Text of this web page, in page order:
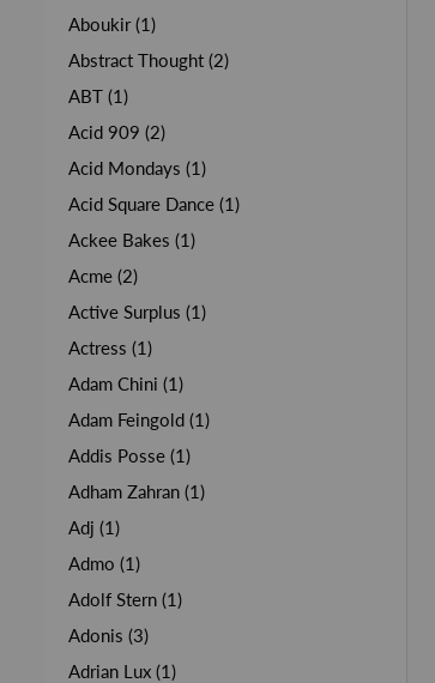
Aboukir (1)
Abstract Thought (2)
ABT (1)
Acid 909 (2)
Acid Mondays (1)
Acid Square Dance (1)
Ackee Bakes (1)
Acme (2)
Active Surplus (1)
Actress (1)
Adam Chini (1)
Adam Feingold (1)
Addis Posse (1)
Adham Zahran (1)
Adj (1)
Admo (1)
Adolf Stern (1)
Adonis (3)
Adrian Lux (1)